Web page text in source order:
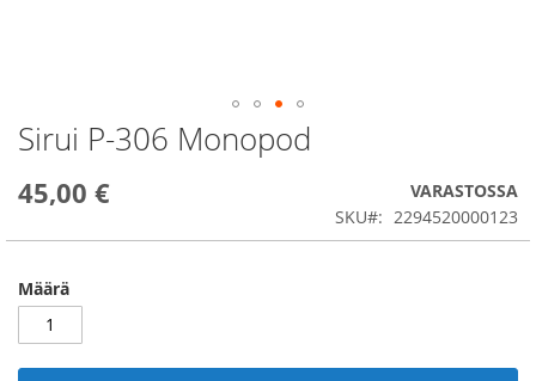
Sirui P-306 Monopod
45,00 €
VARASTOSSA
SKU
2294520000123
Määrä
Skip
to
beginning
the
gallery